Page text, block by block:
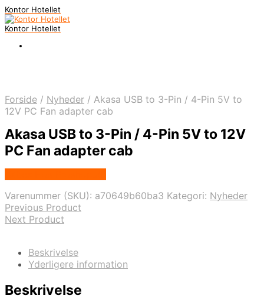
Kontor Hotellet
Kontor Hotellet
Forside / Nyheder / Akasa USB to 3-Pin / 4-Pin 5V to
12V PC Fan adapter cab
Akasa USB to 3-Pin / 4-Pin 5V to 12V
PC Fan adapter cab
Varenummer (SKU): a70649b60ba3 Kategori: Nyheder
Previous Product
Next Product
Beskrivelse
Yderligere information
Beskrivelse